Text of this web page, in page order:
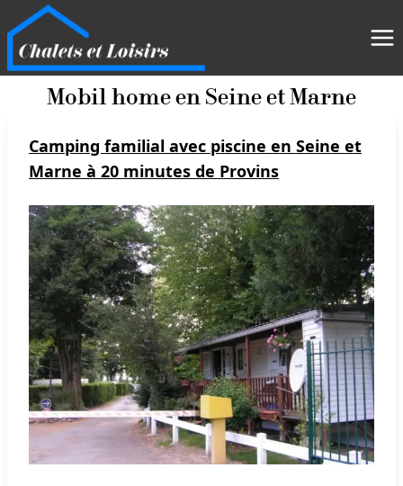
Mobil home en Seine et Marne
Camping familial avec piscine en Seine et
Marne à 20 minutes de Provins